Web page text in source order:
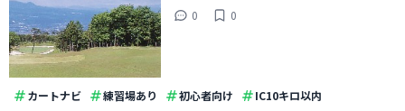
0
0
カートナビ 練習場あり 初心者向け IC10キロ以内